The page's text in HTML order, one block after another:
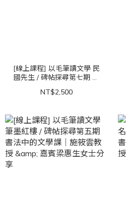
[線上課程] 以毛筆讀文學 民
國先生 / 碑帖探尋第七期 書
法中的文學課｜施筱雲教授
& 梁惠生女士
NT$2,500